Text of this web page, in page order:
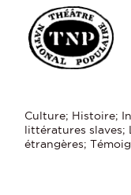
Culture; Histoire;
littératures slaves;
étrangères;